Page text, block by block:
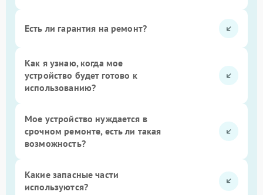
Есть ли гарантия на ремонт?
Как я узнаю, когда мое
устройство будет готово к
использованию?
Мое устройство нуждается в
срочном ремонте, есть ли такая
возможность?
Какие запасные части
используются?